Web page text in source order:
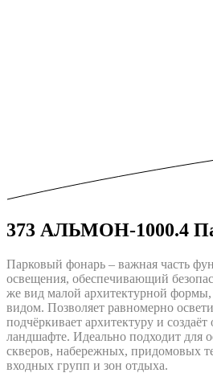
373 АЛЬМОН-1000.4
Парковый фонарь – важная часть
освещения, обеспечивающий
же вид малой архитектурной
видом. Позволяет равномерно
подчёркивает архитектуру и
ландшафте. Идеально подходит для
скверов, набережных, придомовых
входных групп и зон отдыха.